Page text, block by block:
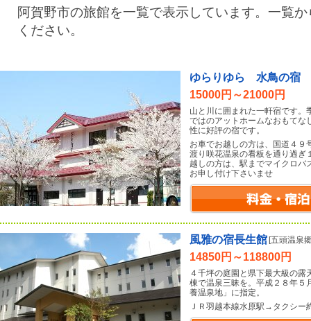
阿賀野市の旅館を一覧で表示しています。一覧
ください。
ゆらりゆら 水鳥の宿
15000円～21000円
山と川に囲まれた一軒宿です。
ではのアットホームなおもてな
性に好評の宿です。
お車でお越しの方は、国道４９
渡り咲花温泉の看板を通り過ぎ
越しの方は、駅までマイクロバ
お申し付け下さいませ
風雅の宿長生館 [五頭温泉
14850円～118800円
４千坪の庭園と県下最大級の
棟で温泉三昧を。平成２８年５
養温泉地」に指定。
ＪＲ羽越本線水原駅→タクシー